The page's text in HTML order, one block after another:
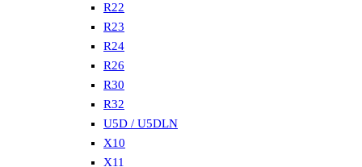
R22
R23
R24
R26
R30
R32
U5D / U5DLN
X10
X11